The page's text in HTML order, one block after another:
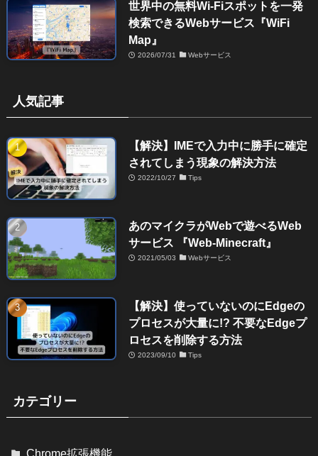
世界中の無料Wi-Fiスポットを一発
検索できるWebサービス『WiFi
Map』
2026/07/31 Webサービス
人気記事
【解決】IMEで入力中に勝手に確定
されてしまう現象の解決方法
2022/10/27 Tips
あのマイクラがWebで遊べるWeb
サービス 『Web-Minecraft』
2021/05/03 Webサービス
【解決】使っていないのにEdgeの
プロセスが大量に!? 不要なEdgeプ
ロセスを削除する方法
2023/09/10 Tips
カテゴリー
Chrome拡張機能